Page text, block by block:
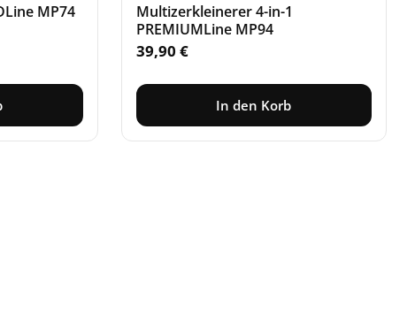
MP74
Multizerkleinerer 4-in-1
PREMIUMLine MP94
39,90 €
In den Korb